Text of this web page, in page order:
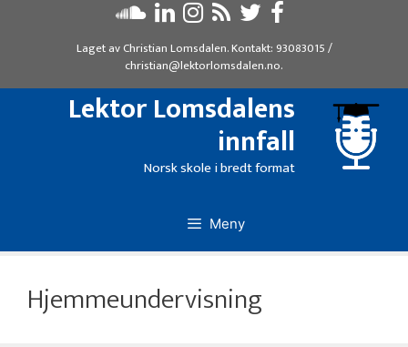
Laget avChristian Lomsdalen. Kontakt: 93083015/
christian@lektorlomsdalen.no.
Lektor Lomsdalens
innfall
Norsk skole i bredt format
Meny
Hjemmeundervisning